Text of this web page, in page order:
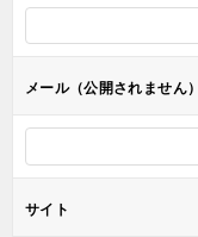
ン
メール（公開されません）
サイト